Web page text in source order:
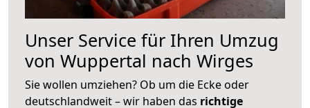
Unser Service für Ihren Umzug
von Wuppertal nach Wirges
Sie wollen umziehen? Ob um die Ecke oder
deutschlandweit – wir haben das richtige